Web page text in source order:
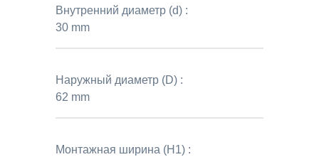
Внутренний диаметр (d) :
30 mm
Наружный диаметр (D) :
62 mm
Монтажная ширина (H1) :